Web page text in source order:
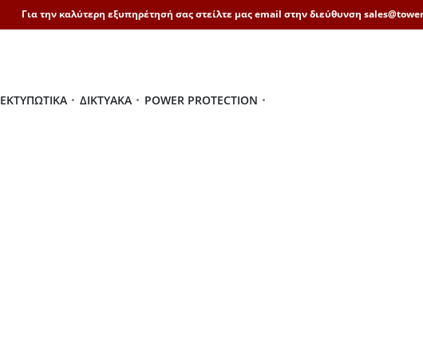
Για την καλύτερη εξυπηρέτησή σας στείλτε μας email στην διεύθυνση
ΕΚΤΥΠΩΤΙΚΆ ΔΙΚΤΥΑΚΆ POWER PROTECTION